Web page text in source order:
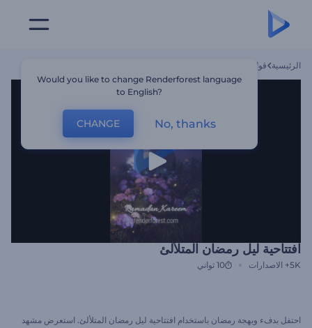
الرئيسية قوالب
افتتاحية ليل رمضان المتلألئ
5K+ الاصدارات 10 ثواني
احتفل بدفء وبهجة رمضان باستخدام افتتاحية ليل رمضان المتلألئ. استعرض مشهد
Would you like to change Renderforest language
to English?
CHANGE No, thanks